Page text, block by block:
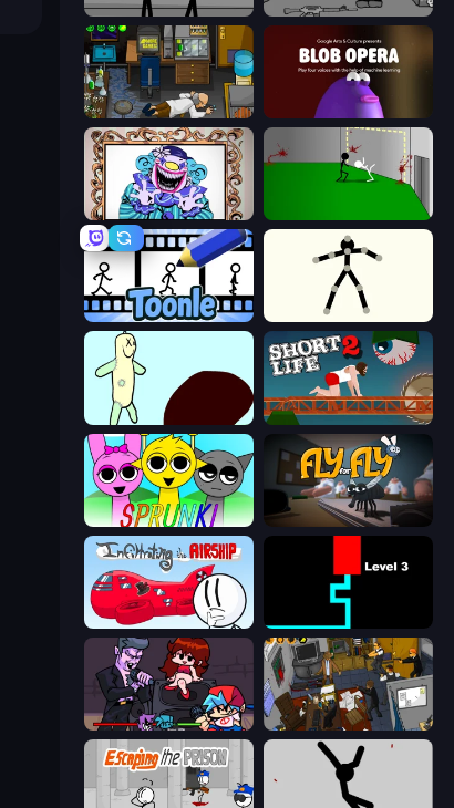
Stick Figure Penalty 2 Madness Deathwish
Foreign Creature Blob Opera
Exhibit of Sorrows
Toonle Stick Animator
Doodieman Voodoo Short Life 2
Sprunki Fly for Fly
Infiltrating the Airship Scary Maze
Friday Night Funkin' Foreign Creature 2